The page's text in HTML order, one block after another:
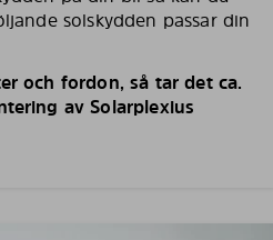
solskydden passar din
och fordon, så tar det ca.
av Solarplexius